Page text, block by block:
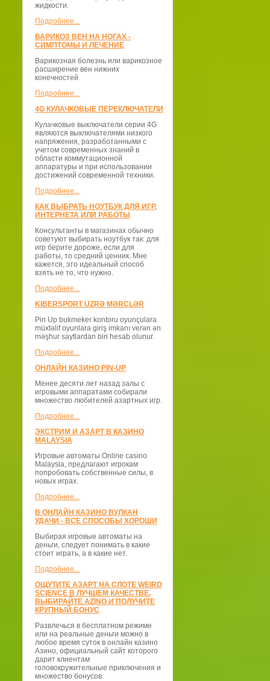
жидкости.
Подробнее...
ВАРИКОЗ ВЕН НА НОГАХ -
СИМПТОМЫ И ЛЕЧЕНИЕ
Варикозная болезнь или варикозное
расширение вен нижних
конечностей
Подробнее...
4G КУЛАЧКОВЫЕ ПЕРЕКЛЮЧАТЕЛИ
Кулачковые выключатели серии 4G
являются выключателями низкого
напряжения, разработанными с
учетом современных знаний в
области коммутационной
аппаратуры и при использовании
достижений современной техники.
Подробнее...
КАК ВЫБРАТЬ НОУТБУК ДЛЯ ИГР,
ИНТЕРНЕТА ИЛИ РАБОТЫ
Консультанты в магазинах обычно
советуют выбирать ноутбук так: для
игр берите дороже, если для
работы, то средний ценник. Мне
кажется, это идеальный способ
взять не то, что нужно.
Подробнее...
KIBERSPORT ÜZRƏ MƏRCLƏR
Pin Up bukmeker kontoru oyunçulara
müxtəlif oyunlara giriş imkanı verən ən
məşhur saytlardan biri hesab olunur.
Подробнее...
ОНЛАЙН КАЗИНО PIN-UP
Менее десяти лет назад залы с
игровыми аппаратами собирали
множество любителей азартных игр.
Подробнее...
ЭКСТРИМ И АЗАРТ В КАЗИНО
MALAYSIA
Игровые автоматы Online casino
Malaysia, предлагают игрокам
попробовать собственные силы, в
новых играх.
Подробнее...
В ОНЛАЙН КАЗИНО ВУЛКАН
УДАЧИ - ВСЕ СПОСОБЫ ХОРОШИ
Выбирая игровые автоматы на
деньги, следует понимать в какие
стоит играть, а в какие нет.
Подробнее...
ОЩУТИТЕ АЗАРТ НА СЛОТЕ WEIRD
SCIENCE В ЛУЧШЕМ КАЧЕСТВЕ.
ВЫБИРАЙТЕ AZINO И ПОЛУЧИТЕ
КРУПНЫЙ БОНУС
Развлечься в бесплатном режиме
или на реальные деньги можно в
любое время суток в онлайн казино
Азино, официальный сайт которого
дарит клиентам
головокружительные приключения и
множество бонусов.